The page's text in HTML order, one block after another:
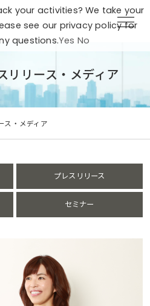
リリース・メディア
ス・メディア
プレスリリース
セミナー
your activities? We take your
see our privacy policy for
questions.Yes No